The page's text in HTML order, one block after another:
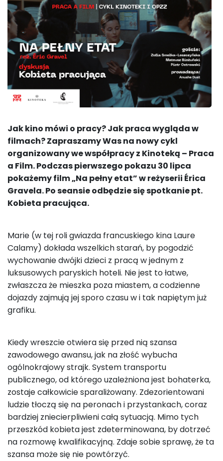
Jak kino mówi o pracy? Jak praca wygląda w
filmach? Zapraszamy Was na nowy cykl
organizowany we współpracy z Kinoteką – Praca
a Film. Podczas pierwszego pokazu 30 lipca
pokażemy film „Na pełny etat” w reżyserii Érica
Gravela. Po seansie odbędzie się spotkanie pt.
Kobieta pracująca.
Marie (w tej roli gwiazda francuskiego kina Laure
Calamy) dokłada wszelkich starań, by pogodzić
wychowanie dwójki dzieci z pracą w jednym z
luksusowych paryskich hoteli. Nie jest to łatwe,
zwłaszcza że mieszka poza miastem, a codzienne
dojazdy zajmują jej sporo czasu w i tak napiętym już
grafiku.
Kiedy wreszcie otwiera się przed nią szansa
zawodowego awansu, jak na złość wybucha
ogólnokrajowy strajk. System transportu
publicznego, od którego uzależniona jest bohaterka,
zostaje całkowicie sparaliżowany. Zdezorientowani
ludzie tłoczą się na peronach i przystankach, coraz
bardziej zniecierpliwieni całą sytuacją. Mimo tych
przeszkód kobieta jest zdeterminowana, by dotrzeć
na rozmowę kwalifikacyjną. Zdaje sobie sprawę, że ta
szansa może się nie powtórzyć.